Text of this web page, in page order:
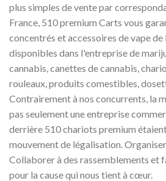
plus simples de vente par
France, 510 premium Carts vous
concentrés et accessoires de vape
disponibles dans l'entreprise de
cannabis, canettes de cannabis,
rouleaux, produits comestibles,
Contrairement à nos concurrents, la
pas seulement une entreprise
derrière 510 chariots premium
mouvement de légalisation.
Collaborer à des rassemblements et
pour la cause qui nous tient à cœur.